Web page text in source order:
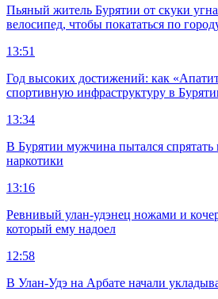
Пьяный житель Бурятии от скуки
велосипед, чтобы покататься по
13:51
Год высоких достижений: как
спортивную инфраструктуру в
13:34
В Бурятии мужчина пытался
наркотики
13:16
Ревнивый улан-удэнец ножами и
который ему надоел
12:58
В Улан-Удэ на Арбате начали